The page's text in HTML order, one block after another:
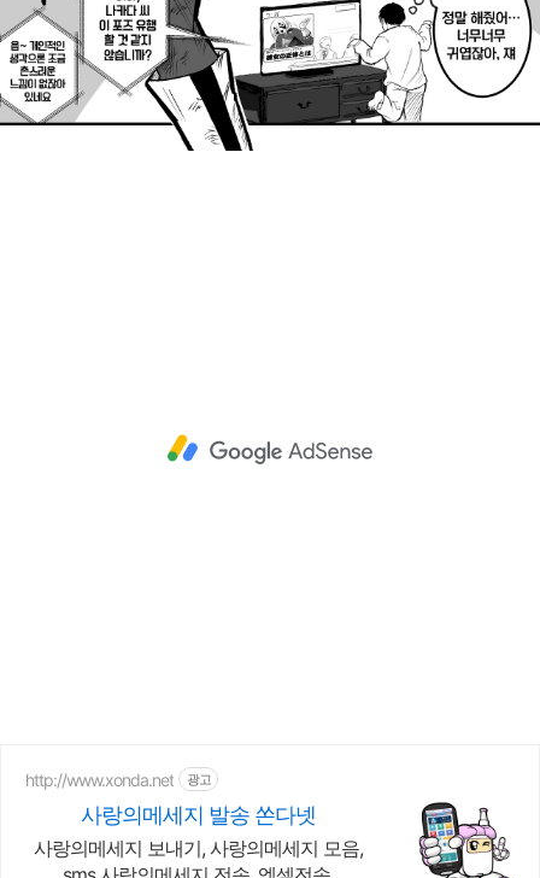
http://www.xonda.net 광고
사랑의메세지 발송 쏜다넷
사랑의메세지 보내기, 사랑의메세지 모음,